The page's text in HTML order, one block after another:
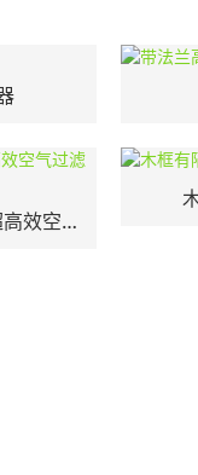
U15超高效过滤器|U15超高效空气过滤器